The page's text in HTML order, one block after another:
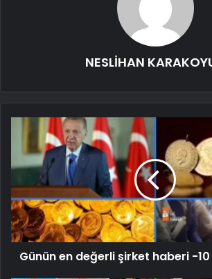
NESLİHAN
Günün en değerli şirket haberi -